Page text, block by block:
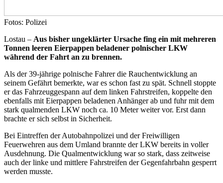
Fotos: Polizei
Lostau – Aus bisher ungeklärter Ursache fing ein mit mehreren
Tonnen leeren Eierpappen beladener polnischer LKW
während der Fahrt an zu brennen.
Als der 39-jährige polnische Fahrer die Rauchentwicklung an
seinem Gefährt bemerkte, war es schon fast zu spät. Schnell stoppte
er das Fahrzeuggespann auf dem linken Fahrstreifen, koppelte den
ebenfalls mit Eierpappen beladenen Anhänger ab und fuhr mit dem
stark qualmenden LKW noch ca. 10 Meter weiter vor. Erst dann
brachte er sich selbst in Sicherheit.
Bei Eintreffen der Autobahnpolizei und der Freiwilligen
Feuerwehren aus dem Umland brannte der LKW bereits in voller
Ausdehnung. Die Qualmentwicklung war so stark, dass zeitweise
auch der linke und mittlere Fahrstreifen der Gegenfahrbahn gesperrt
werden musste.